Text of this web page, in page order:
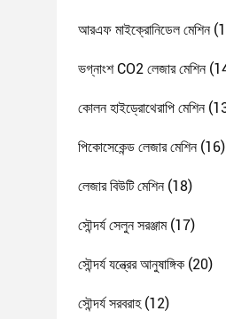
আরএফ মাইক্রোনিডেল মেশিন
ভগ্নাংশ CO2 লেজার মেশিন
কোলন হাইড্রোথেরাপি মেশিন
পিকোসেকেন্ড লেজার মেশিন(16)
লেজার বিউটি মেশিন(18)
সৌন্দর্য সেলুন সরঞ্জাম(17)
সৌন্দর্য যন্ত্রের আনুষাঙ্গিক (20)
সৌন্দর্য সরবরাহ(12)